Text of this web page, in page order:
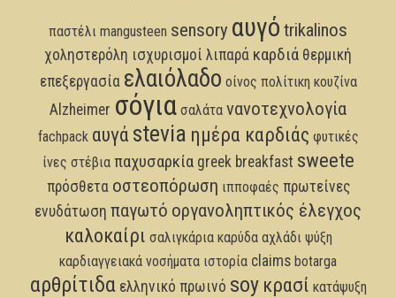
παστέλι mangusteen sensory αυγό trikalinos
χοληστερόλη ισχυρισμοί λιπαρά καρδιά θερμική
επεξεργασία ελαιόλαδο οίνος πολίτικη κουζίνα
Alzheimer σόγια σαλάτα νανοτεχνολογία
fachpack αυγά stevia ημέρα καρδιάς φυτικές
ίνες στέβια παχυσαρκία greek breakfast sweete
πρόσθετα οστεοπόρωση ιπποφαές πρωτείνες
ενυδάτωση παγωτό οργανοληπτικός έλεγχος
καλοκαίρι σαλιγκάρια καρύδα αχλάδι ψύξη
καρδιαγγειακά νοσήματα ιστορία claims botarga
αρθρίτιδα ελληνικό πρωινό soy κρασί κατάψυξη